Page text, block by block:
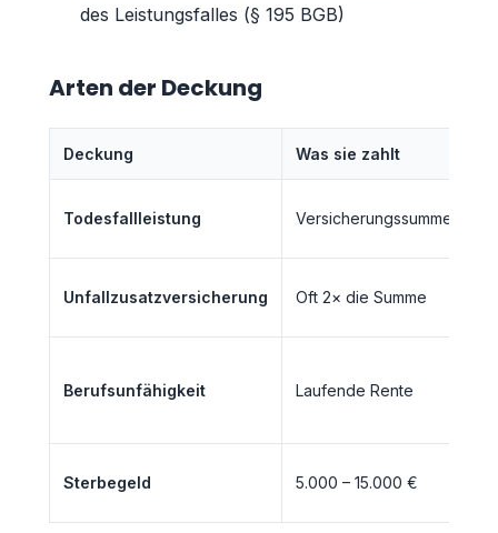
des Leistungsfalles (§ 195 BGB)
Arten der Deckung
Deckung Was sie zahlt
Todesfallleistung Versicherungssumme
Unfallzusatzversicherung Oft 2× die Summe
Berufsunfähigkeit Laufende Rente
Sterbegeld 5.000 – 15.000 €